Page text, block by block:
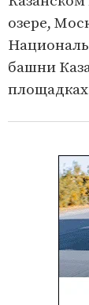
озере,
башни